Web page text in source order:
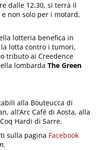
dalle 12.30, si terrà il
non solo per i motard,
lotteria benefica in
lotta contro i tumori,
tributo ai Creedence
lombardaThe Green
alla Bouteucca di
all’Arc Café di Aosta, alla
Hardi di Sarre.
sulla pagina Facebook